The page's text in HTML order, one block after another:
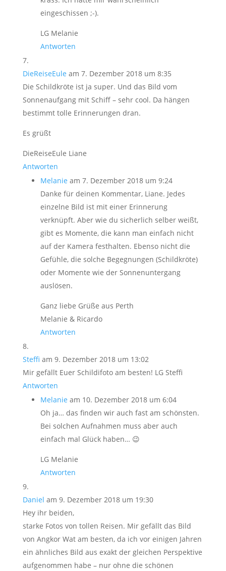
eingeschissen ;-).
LG Melanie
Antworten
DieReiseEule am 7. Dezember 2018 um 8:35
Die Schildkröte ist ja super. Und das Bild vom
Sonnenaufgang mit Schiff – sehr cool. Da hängen
bestimmt tolle Erinnerungen dran.
Es grüßt
DieReiseEule Liane
Antworten
Melanie am 7. Dezember 2018 um 9:24
Danke für deinen Kommentar, Liane. Jedes
einzelne Bild ist mit einer Erinnerung
verknüpft. Aber wie du sicherlich selber weißt,
gibt es Momente, die kann man einfach nicht
auf der Kamera festhalten. Ebenso nicht die
Gefühle, die solche Begegnungen (Schildkröte)
oder Momente wie der Sonnenuntergang
auslösen.
Ganz liebe Grüße aus Perth
Melanie & Ricardo
Antworten
Steffi am 9. Dezember 2018 um 13:02
Mir gefällt Euer Schildifoto am besten! LG Steffi
Antworten
Melanie am 10. Dezember 2018 um 6:04
Oh ja… das finden wir auch fast am schönsten.
Bei solchen Aufnahmen muss aber auch
einfach mal Glück haben… 😉
LG Melanie
Antworten
Daniel am 9. Dezember 2018 um 19:30
Hey ihr beiden,
starke Fotos von tollen Reisen. Mir gefällt das Bild
von Angkor Wat am besten, da ich vor einigen Jahren
ein ähnliches Bild aus exakt der gleichen Perspektive
aufgenommen habe – nur ohne die schönen